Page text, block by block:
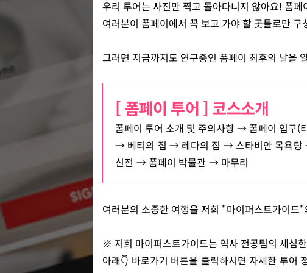
우리 투어는 사진만 찍고 돌아다니지 않아요! 폼
여러분이 폼페이에서 꼭 보고 가야 할 곳들로만
그러면 지금까지도 연구중인 폼페이 최후의 날을
[ 폼페이 투어 ] 코스소개
폼페이 투어 소개 및 주의사항 → 폼페이 입
→ 베티의 집 → 레다의 집 → 스타비안 목욕
신전 → 폼페이 박물관 → 마무리
여러분의 소중한 여행을 저희 "마이퍼스트가이드
※ 저희 마이퍼스트가이드는 역사 전공팀의 세심
아래👇 바로가기 버튼을 클릭하시면 자세한 투어